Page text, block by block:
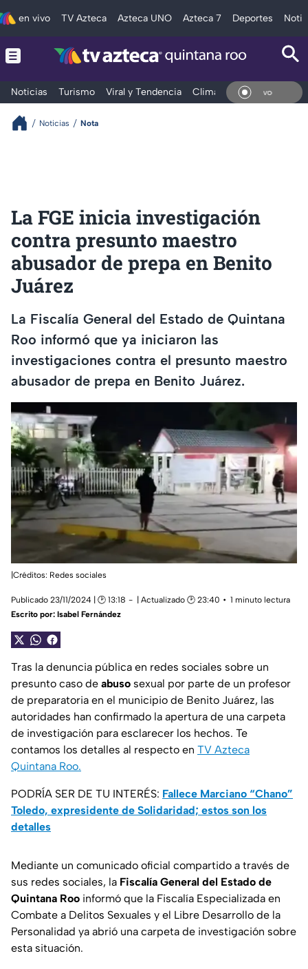
en vivo TV Azteca Azteca UNO Azteca 7 Deportes
Noticias Turismo Viral y Tendencia Clima Tráfico En
Noticias Nota
La FGE inicia investigación
contra presunto maestro
abusador de prepa en Benito
Juárez
La Fiscalía General del Estado de Quintana
Roo informó que ya iniciaron las
investigaciones contra el presunto maestro
abusador de prepa en Benito Juárez.
|Créditos: Redes sociales
Publicado 23/11/2024 | 🕑 13:18 | Actualizado 🕑 23:40
1 minuto lectura
Escrito por: Isabel Fernández
Tras la denuncia pública en redes sociales sobre un
presunto caso de abuso sexual por parte de un profesor
de preparatoria en el municipio de Benito Juárez, las
autoridades han confirmado la apertura de una carpeta
de investigación para esclarecer los hechos. Te
contamos los detalles al respecto en TV Azteca
Quintana Roo.
PODRÍA SER DE TU INTERÉS: Fallece Marciano “Chano”
Toledo, expresidente de Solidaridad; estos son los
detalles
Mediante un comunicado oficial compartido a través de
sus redes sociales, la Fiscalía General del Estado de
Quintana Roo informó que la Fiscalía Especializada en
Combate a Delitos Sexuales y el Libre Desarrollo de la
Personalidad ya abrió una carpeta de investigación sobre
esta situación.